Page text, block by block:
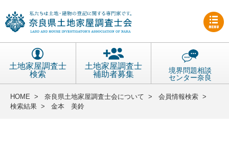
土地家屋調査士
検索
土地家屋調査士
補助者募集
境界問題相談
センター奈良
会員ログイン
HOME > 奈良県土地家屋調査士会について > 会員情報検索 >
検索結果 > 金本 美鈴